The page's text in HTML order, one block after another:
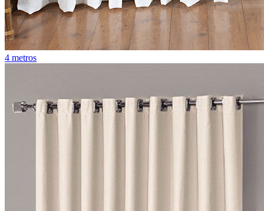
4 metros